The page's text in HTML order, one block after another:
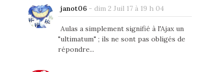
janot06- dim 2 Juil 17 à 19 h 04
Aulas a simplement signifié à l'Ajax un
"ultimatum" ; ils ne sont pas obligés de
répondre...